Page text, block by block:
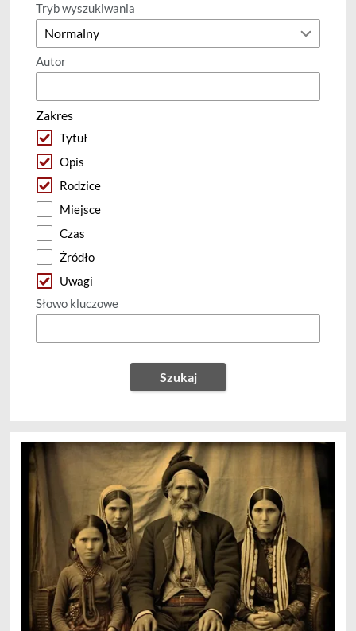
Tryb wyszukiwania
Autor
Zakres
Tytuł
Opis
Rodzice
Miejsce
Czas
Źródło
Uwagi
Słowo kluczowe
Szukaj